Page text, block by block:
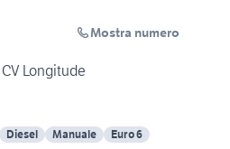
Mostra numero
Longitude
Diesel Manuale Euro 6